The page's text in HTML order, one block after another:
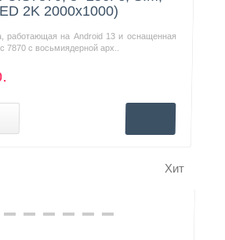
2K 2000x1000)
работающая на Android 13 и оснащенная
7870 с восьмиядерной арх..
Хит
Нашли дешевле?